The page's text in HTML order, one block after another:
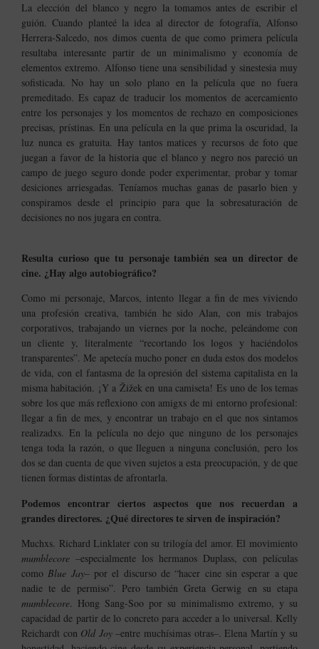
La elección del blanco y negro la tomamos antes de escribir el
guión. Cuando planteé la idea al director de fotografía, Alfonso
Herrera-Salcedo, nos dimos cuenta de que como primera película
resultaba interesante partir de un minimalismo y economía de
elementos extremo. Alfonso tiene una sensibilidad y sinestesia muy
sofisticada. No hay un solo plano en la película que no fuera
premeditado. Es capaz de traducir los momentos de acercamiento
entre los personajes y los momentos de rechazo en composiciones
precisas, prístinas. En una película en la que prima la oscuridad, la
luz nunca es gratuita. Hay tantos matices y recursos de foto que
juegan a favor de la historia que el blanco y negro nos pareció un
campo de juego seguro donde poder experimentar, probar y tomar
desiciones arriesgadas. Teníamos muchas ganas de pasarlo bien y
conspiramos desde el principio para que la sobresaturación de
decisiones no nos jugara en contra.
Resulta curioso que tu personaje también sea un director de
cine. ¿Hay algo autobiográfico?
Como mi personaje, Marcos, intento llegar a fin de mes viviendo
una profesión creativa, también he sido Alan, con mis trabajos
corporativos, trabajando un viernes por la noche, peleándome con
un cliente y, literalmente “recortando los logos y haciéndolos
transparentes”. Me apetecía mucho poner en duda estos dos modelos
de vida, con el fantasma de la opresión del sistema capitalista en la
misma habitación. ¡Y a Žižek en una camiseta! Es uno de los temas
sobre los que más reflexiono con amigxs de mi entorno profesional:
llegar a fin de mes, y encontrar un trabajo en el que nos sintamos
realizadxs. En la película no dejo que ninguno de los personajes
tenga toda la razón, o que lleguen a ninguna conclusión, pero los
dos se dan cuenta de que viven sujetos a esta preocupación, y de que
tienen formas distintas de afrontarla.
Podemos encontrar ciertos aspectos que nos recuerdan a
grandes directores. ¿Qué directores te sirven de inspiración?
Muchxs. Richard Linklater con su trilogía del amor. El movimiento
mumblecore –especialmente los hermanos Duplass, con películas
comoBlue Jay– por el discurso de “hacer cine sin esperar a que
nadie te de permiso”. Pero también Greta Gerwig en su etapa
mumblecore. Hong Sang-Soo por su minimalismo extremo, y su
capacidad de partir de lo concreto para acceder a lo universal. Kelly
Reichardt con Old Joy–entre muchísimas otras–. Elena Martín y su